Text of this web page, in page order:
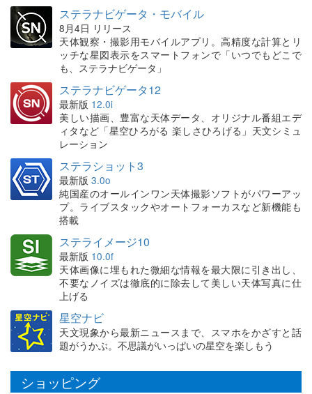
ステラナビゲータ・モバイル
8月4日 リリース
天体観察・撮影用モバイルアプリ。高精度な計算とリ
ッチな星図表示をスマートフォンで「いつでもどこで
も、ステラナビゲータ」
ステラナビゲータ12
最新版 12.0i
美しい描画、豊富な天体データ、オリジナル番組エデ
ィタなど「星空ひろがる 楽しさひろげる」天文シミュ
レーション
ステラショット3
最新版 3.0o
純国産のオールインワン天体撮影ソフトがパワーアッ
プ。ライブスタックやオートフォーカスなど新機能も
搭載
ステライメージ10
最新版 10.0f
天体画像に埋もれた微細な情報を最大限に引き出し、
不要なノイズは徹底的に除去して美しい天体写真に仕
上げる
星空ナビ
天文現象から最新ニュースまで、スマホをかざすと話
題がうかぶ。不思議がいっぱいの星空を楽しもう
ショッピング